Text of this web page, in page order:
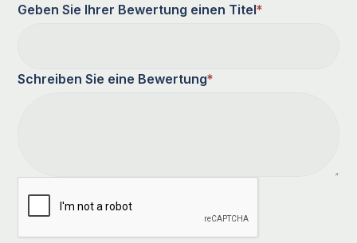
*
Geben Sie Ihrer Bewertung einen Titel
*
Schreiben Sie eine Bewertung